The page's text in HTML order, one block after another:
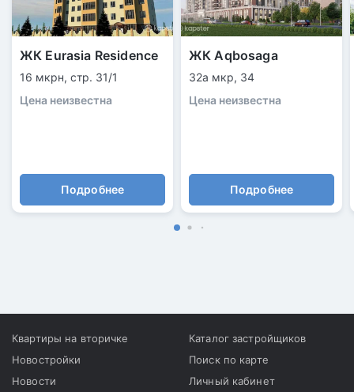
ЖК Eurasia Residence
16 мкрн, стр. 31/1
Цена неизвестна
Подробнее
ЖК Aqbosaga
32а мкр, 34
Цена неизвестна
Подробнее
Квартиры на вторичке
Новостройки
Новости
Каталог застройщиков
Поиск по карте
Личный кабинет